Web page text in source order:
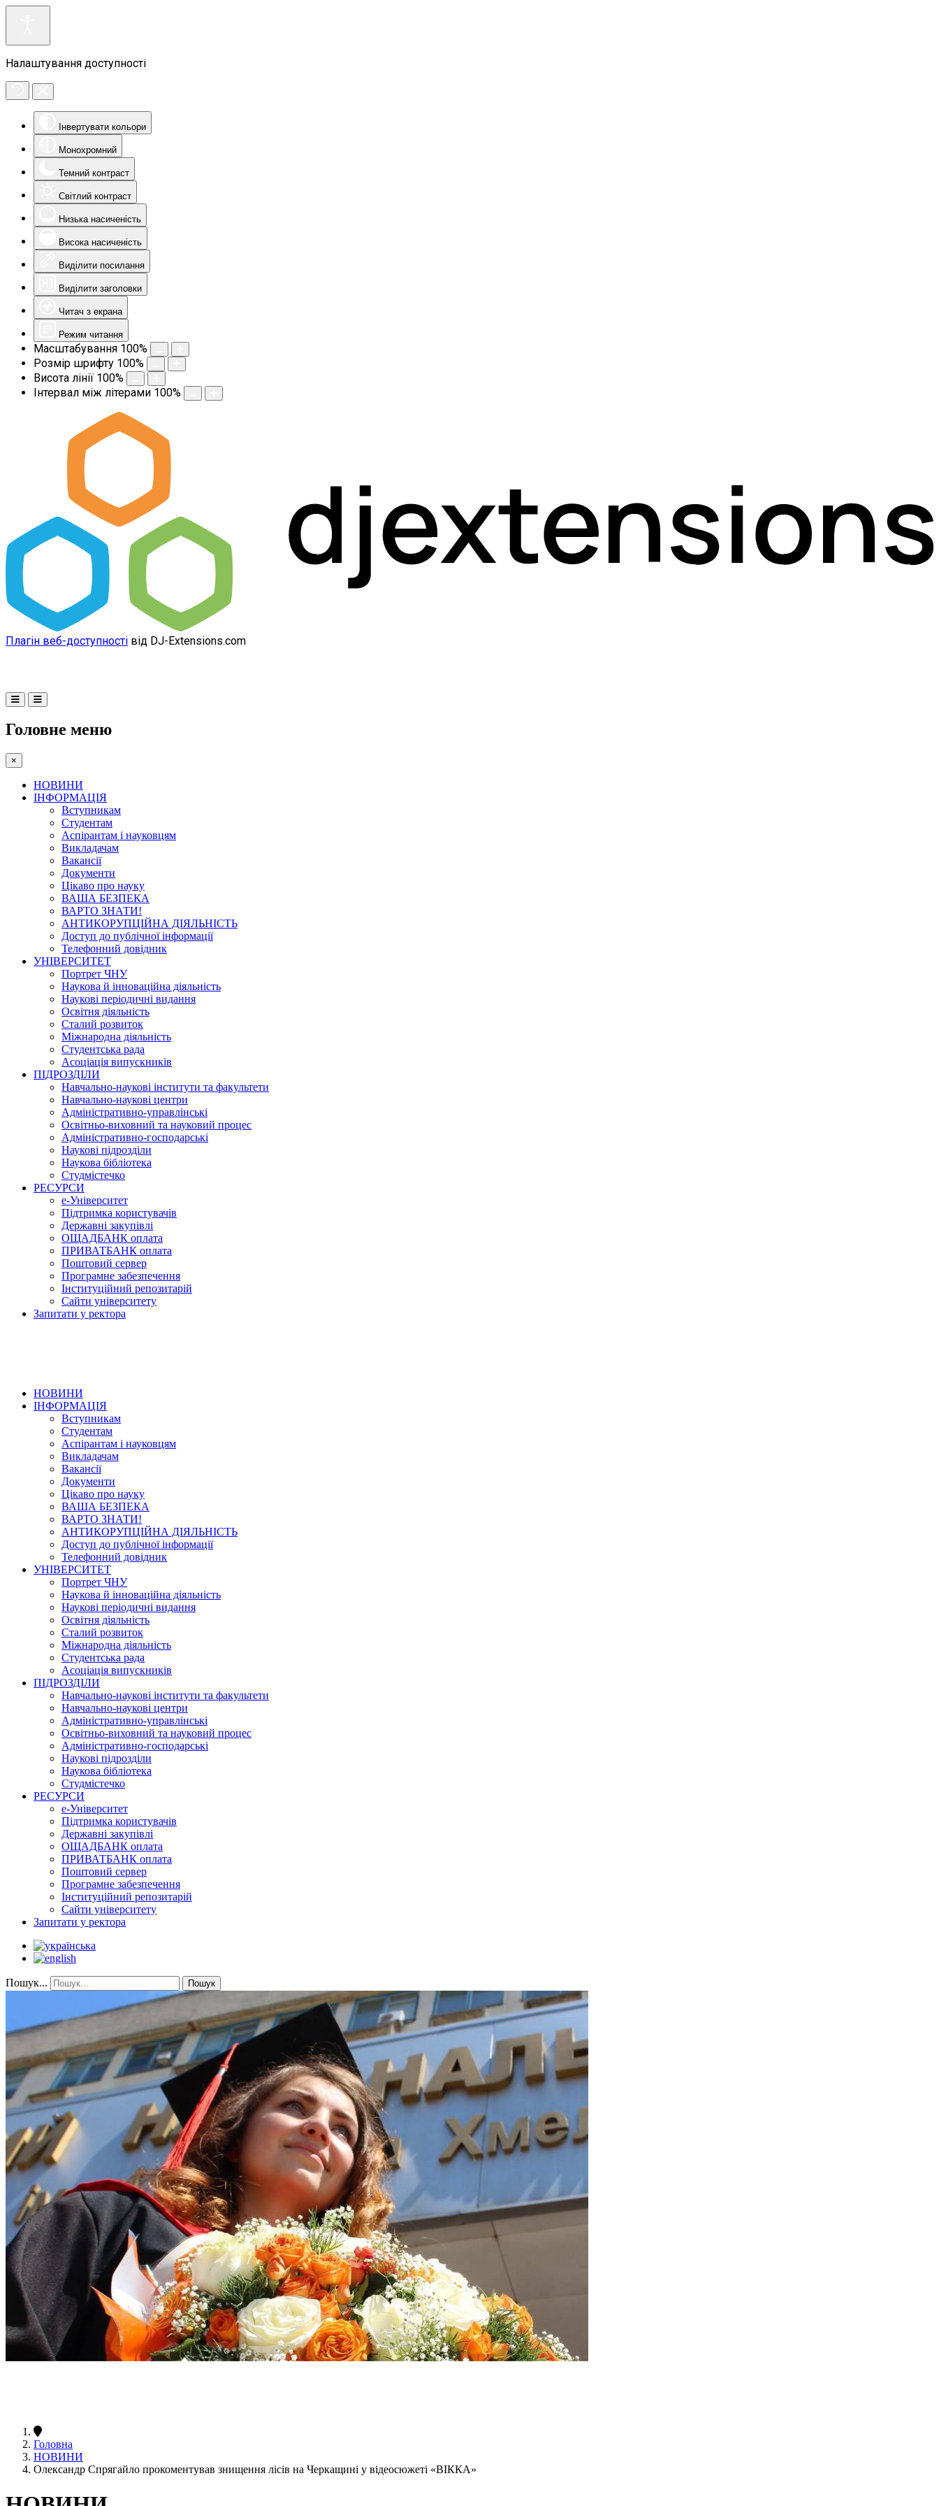
Налаштування доступності
Інвертувати кольори
Монохромний
Темний контраст
Світлий контраст
Низька насиченість
Висока насиченість
Виділити посилання
Виділити заголовки
Читач з екрана
Режим читання
Масштабування 100%
Розмір шрифту 100%
Висота лінії 100%
Інтервал між літерами 100%
Плагін веб-доступності від DJ-Extensions.com
Головне меню
×
НОВИНИ
ІНФОРМАЦІЯ
Вступникам
Студентам
Аспірантам і науковцям
Викладачам
Вакансії
Документи
Цікаво про науку
ВАША БЕЗПЕКА
ВАРТО ЗНАТИ!
АНТИКОРУПЦІЙНА ДІЯЛЬНІСТЬ
Доступ до публічної інформації
Телефонний довідник
УНІВЕРСИТЕТ
Портрет ЧНУ
Наукова й інноваційна діяльність
Наукові періодичні видання
Освітня діяльність
Сталий розвиток
Міжнародна діяльність
Студентська рада
Асоціація випускників
ПІДРОЗДІЛИ
Навчально-наукові інститути та факультети
Навчально-наукові центри
Адміністративно-управлінські
Освітньо-виховний та науковий процес
Адміністративно-господарські
Наукові підрозділи
Наукова бібліотека
Студмістечко
РЕСУРСИ
е-Університет
Підтримка користувачів
Державні закупівлі
ОЩАДБАНК оплата
ПРИВАТБАНК оплата
Поштовий сервер
Програмне забезпечення
Інституційний репозитарій
Сайти університету
Запитати у ректора
НОВИНИ
ІНФОРМАЦІЯ
Вступникам
Студентам
Аспірантам і науковцям
Викладачам
Вакансії
Документи
Цікаво про науку
ВАША БЕЗПЕКА
ВАРТО ЗНАТИ!
АНТИКОРУПЦІЙНА ДІЯЛЬНІСТЬ
Доступ до публічної інформації
Телефонний довідник
УНІВЕРСИТЕТ
Портрет ЧНУ
Наукова й інноваційна діяльність
Наукові періодичні видання
Освітня діяльність
Сталий розвиток
Міжнародна діяльність
Студентська рада
Асоціація випускників
ПІДРОЗДІЛИ
Навчально-наукові інститути та факультети
Навчально-наукові центри
Адміністративно-управлінські
Освітньо-виховний та науковий процес
Адміністративно-господарські
Наукові підрозділи
Наукова бібліотека
Студмістечко
РЕСУРСИ
е-Університет
Підтримка користувачів
Державні закупівлі
ОЩАДБАНК оплата
ПРИВАТБАНК оплата
Поштовий сервер
Програмне забезпечення
Інституційний репозитарій
Сайти університету
Запитати у ректора
Пошук... Пошук
Головна
НОВИНИ
Олександр Спрягайло прокоментував знищення лісів на Черкащині у відеосюжеті «‎ВІККА»